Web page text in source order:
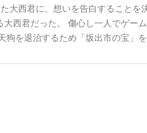
西君に、想いを告白すること
西君だった。 傷心し一人でゲー
を退治するため「坂出市の宝」